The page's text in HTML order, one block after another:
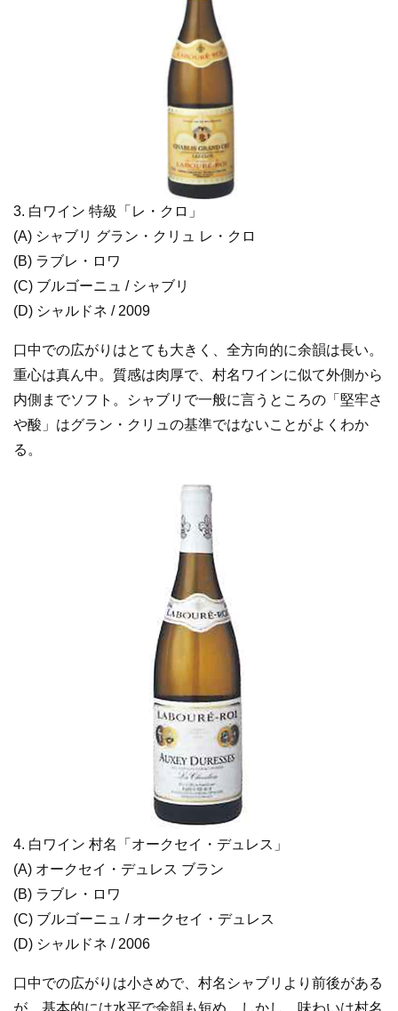
3. 白ワイン 特級「レ・クロ」
(A) シャブリ グラン・クリュ レ・クロ
(B) ラブレ・ロワ
(C) ブルゴーニュ / シャブリ
(D) シャルドネ / 2009
口中での広がりはとても大きく、全方向的に余韻は長い。
重心は真ん中。質感は肉厚で、村名ワインに似て外側から
内側までソフト。シャブリで一般に言うところの「堅牢さ
や酸」はグラン・クリュの基準ではないことがよくわか
る。
4. 白ワイン 村名「オークセイ・デュレス」
(A) オークセイ・デュレス ブラン
(B) ラブレ・ロワ
(C) ブルゴーニュ / オークセイ・デュレス
(D) シャルドネ / 2006
口中での広がりは小さめで、村名シャブリより前後がある
が、基本的には水平で余韻も短め。しかし、味わいは村名